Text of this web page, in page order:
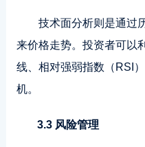
技术面分析则是通过
来价格走势。投资者可以
线、相对强弱指数（RSI
机。
3.3 风险管理